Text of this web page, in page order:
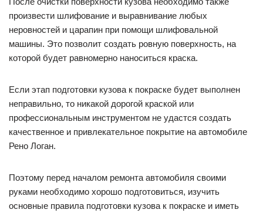
произвести шлифование и выравнивание любых
неровностей и царапин при помощи шлифовальной
машины. Это позволит создать ровную поверхность, на
которой будет равномерно наноситься краска.
Если этап подготовки кузова к покраске будет выполнен
неправильно, то никакой дорогой краской или
профессиональным инструментом не удастся создать
качественное и привлекательное покрытие на автомобиле
Рено Логан.
Поэтому перед началом ремонта автомобиля своими
руками необходимо хорошо подготовиться, изучить
основные правила подготовки кузова к покраске и иметь